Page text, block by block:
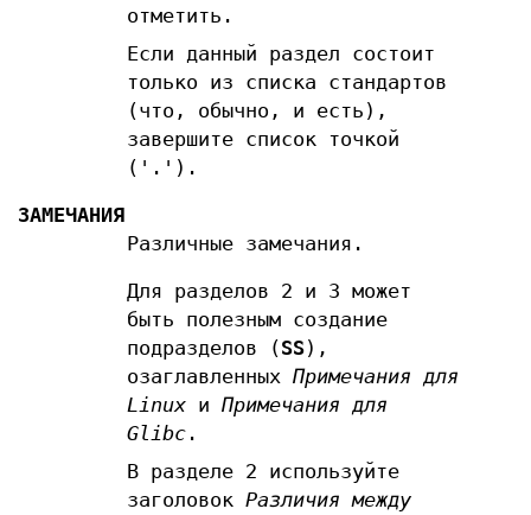
отметить.
Если данный раздел состоит
только из списка стандартов
(что, обычно, и есть),
завершите список точкой
('.').
ЗАМЕЧАНИЯ
Различные замечания.
Для разделов 2 и 3 может
быть полезным создание
подразделов (SS),
озаглавленных Примечания для
Linuxи Примечания для
Glibc.
В разделе 2 используйте
заголовок Различия между